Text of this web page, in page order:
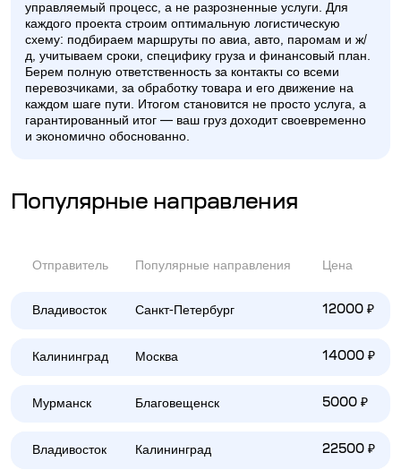
управляемый процесс, а не разрозненные услуги. Для
каждого проекта строим оптимальную логистическую
схему: подбираем маршруты по авиа, авто, паромам и ж/
д, учитываем сроки, специфику груза и финансовый план.
Берем полную ответственность за контакты со всеми
перевозчиками, за обработку товара и его движение на
каждом шаге пути. Итогом становится не просто услуга, а
гарантированный итог — ваш груз доходит своевременно
и экономично обоснованно.
Популярные направления
Отправитель Популярные направления Цена
Владивосток Санкт-Петербург 12000 ₽
Калининград Москва 14000 ₽
Мурманск Благовещенск 5000 ₽
Владивосток Калининград 22500 ₽